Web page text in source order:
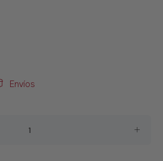
Envíos